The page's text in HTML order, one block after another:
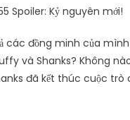
các đồng minh của
và Shanks? Không
đã kết thúc cuộc